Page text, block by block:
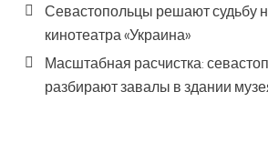
Севастопольцы решают судьбу
кинотеатра «Украина»
Масштабная расчистка:
разбирают завалы в здании